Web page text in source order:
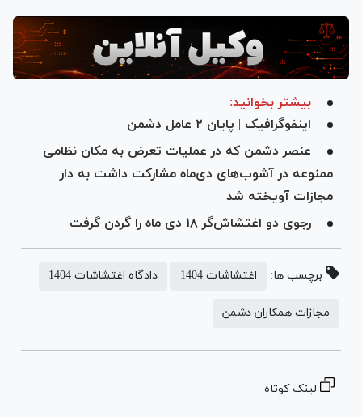
بیشتر بخوانید:
اینفوگرافیک | پایان ۲ عامل دشمن
عنصر دشمن که در عملیات تعرض به مکان نظامی
ممنوعه در آشوب‌های دی‌ماه مشارکت داشت به دار
مجازات آویخته شد
رجوی دو اغتشاش‌گر ۱۸ دی ماه را گردن گرفت
برچسب ها: اغتشاشات 1404 دادگاه اغتشاشات 1404
مجازات همکاران دشمن
لینک کوتاه